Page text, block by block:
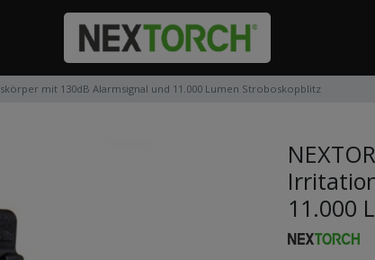
mit 130dB Alarmsignal und 11.000 Lumen Stroboskopblitz
11.000